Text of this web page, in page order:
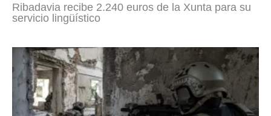
Ribadavia recibe 2.240 euros de la Xunta para su
servicio lingüístico